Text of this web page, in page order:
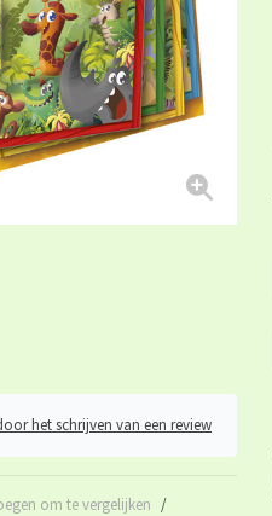
het schrijven van een review
om te vergelijken /